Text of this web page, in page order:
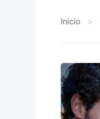
Inicio >